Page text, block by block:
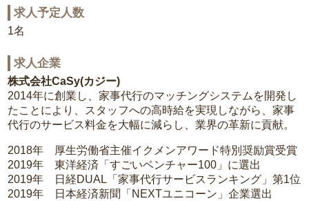
求人予定人数
1名
求人企業
株式会社CaSy(カジー)
2014年に創業し、家事代行のマッチングシステムを開発し
たことにより、スタッフへの高時給を実現しながら、家事
代行のサービス料金を大幅に減らし、業界の革新に貢献。
2018年 厚生労働省主催イクメンアワード特別奨励賞受賞
2019年 東洋経済「すごいベンチャー100」に選出
2019年 日経DUAL「家事代行サービスランキング」第1位
2019年 日本経済新聞「NEXTユニコーン」企業選出